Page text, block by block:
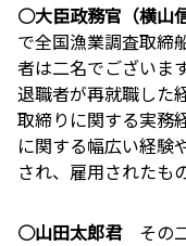
○大臣政務官（横山
で全国漁業調査取締
者は二名でございます
退職者が再就職した
取締りに関する実務
に関する幅広い経験
され、雇用されたも
○山田太郎君その二